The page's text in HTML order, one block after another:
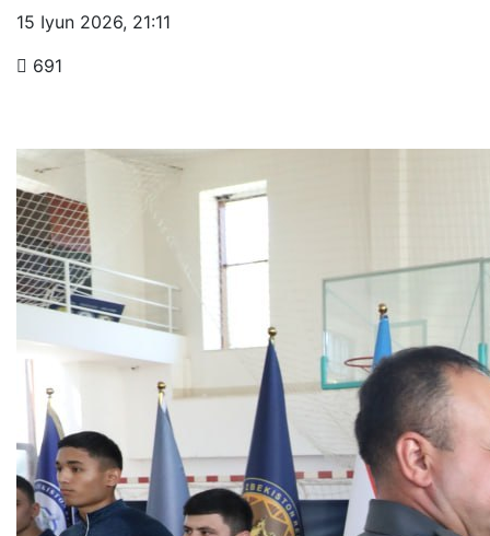
15 Iyun 2026, 21:11
691